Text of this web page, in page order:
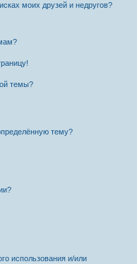
моих друзей и недругов?
темы?
тему?
использования и/или